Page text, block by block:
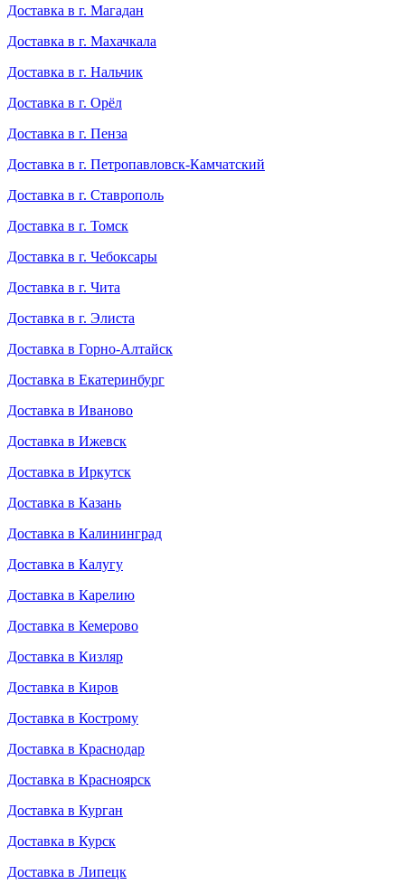
Доставка в г. Магадан
Доставка в г. Махачкала
Доставка в г. Нальчик
Доставка в г. Орёл
Доставка в г. Пенза
Доставка в г. Петропавловск-Камчатский
Доставка в г. Ставрополь
Доставка в г. Томск
Доставка в г. Чебоксары
Доставка в г. Чита
Доставка в г. Элиста
Доставка в Горно-Алтайск
Доставка в Екатеринбург
Доставка в Иваново
Доставка в Ижевск
Доставка в Иркутск
Доставка в Казань
Доставка в Калининград
Доставка в Калугу
Доставка в Карелию
Доставка в Кемерово
Доставка в Кизляр
Доставка в Киров
Доставка в Кострому
Доставка в Краснодар
Доставка в Красноярск
Доставка в Курган
Доставка в Курск
Доставка в Липецк